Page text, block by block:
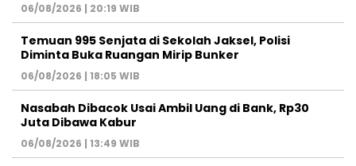
06/08/2026 | 20:19 WIB
Temuan 995 Senjata di Sekolah Jaksel, Polisi
Diminta Buka Ruangan Mirip Bunker
06/08/2026 | 18:05 WIB
Nasabah Dibacok Usai Ambil Uang di Bank, Rp30
Juta Dibawa Kabur
06/08/2026 | 13:49 WIB